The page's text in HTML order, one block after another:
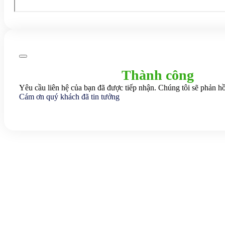
Thành công
Yêu cầu liên hệ của bạn đã được tiếp nhận. Chúng tôi sẽ phản
Cám ơn quý khách đã tin tưởng